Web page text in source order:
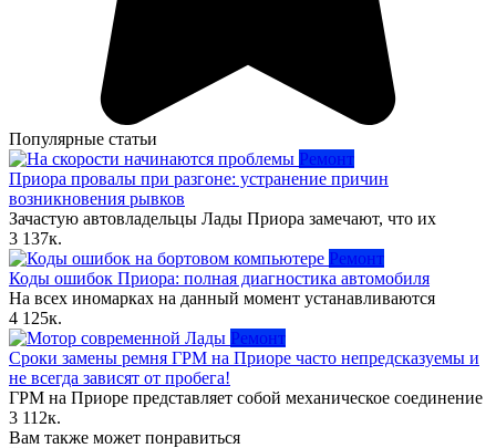
Популярные статьи
Ремонт
Приора провалы при разгоне: устранение причин
возникновения рывков
Зачастую автовладельцы Лады Приора замечают, что их
3 137к.
Ремонт
Коды ошибок Приора: полная диагностика автомобиля
На всех иномарках на данный момент устанавливаются
4 125к.
Ремонт
Сроки замены ремня ГРМ на Приоре часто непредсказуемы и
не всегда зависят от пробега!
ГРМ на Приоре представляет собой механическое соединение
3 112к.
Вам также может понравиться